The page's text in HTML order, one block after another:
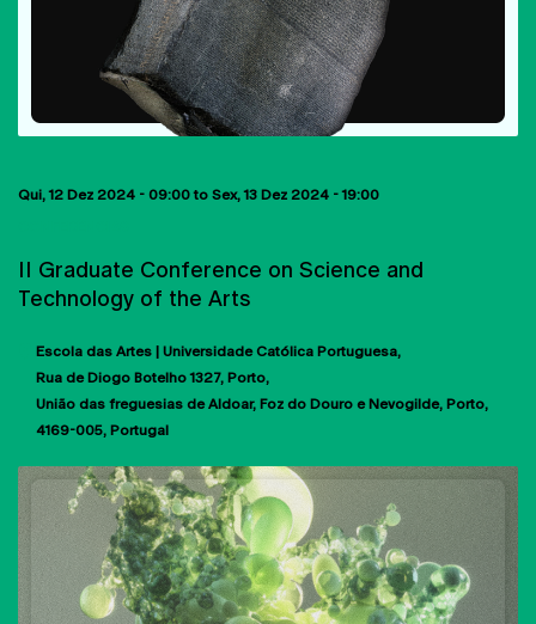
Qui, 12 Dez 2024 - 09:00to Sex, 13 Dez 2024 - 19:00
II Graduate Conference on Science and
Technology of the Arts
Escola das Artes | Universidade Católica Portuguesa
Rua de Diogo Botelho 1327 Porto
União das freguesias de Aldoar, Foz do Douro e Nevogilde, Porto
4169-005 Portugal